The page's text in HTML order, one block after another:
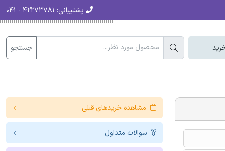
پشتیبانی:
جستجو
مشاهده خریدهای قبلی
سوالات متداول